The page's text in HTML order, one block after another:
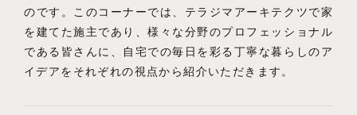
のです。このコーナーでは、テラジマアーキテクツで家
を建てた施主であり、様々な分野のプロフェッショナル
である皆さんに、自宅での毎日を彩る丁寧な暮らしのア
イデアをそれぞれの視点から紹介いただきます。